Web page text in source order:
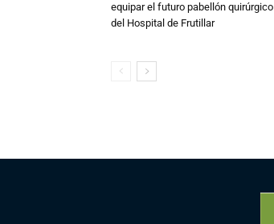
equipar el futuro pabellón quirúrgico
del Hospital de Frutillar